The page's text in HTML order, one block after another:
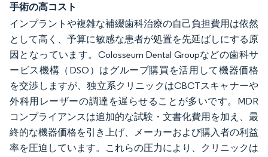
手術の高コスト
インプラントや複雑な補綴歯科治療の自己負担費用は依然
として高く、予算に敏感な患者が処置を先延ばしにする原
因となっています。Colosseum Dental Groupなどの歯科サ
ービス機構（DSO）はグループ購買を活用して機器価格
を交渉しますが、独立系クリニックはCBCTスキャナーや
外科用レーザーの調達を遅らせることが多いです。MDR
コンプライアンスは追加的な試験・文書化費用を加え、最
終的な機器価格を引き上げ、メーカーおよび購入者の利益
率を圧迫しています。これらの圧力により、クリニックは